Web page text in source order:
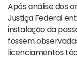
Após análise dos
Justiça Federal
instalação da
fossem
licenciamentos